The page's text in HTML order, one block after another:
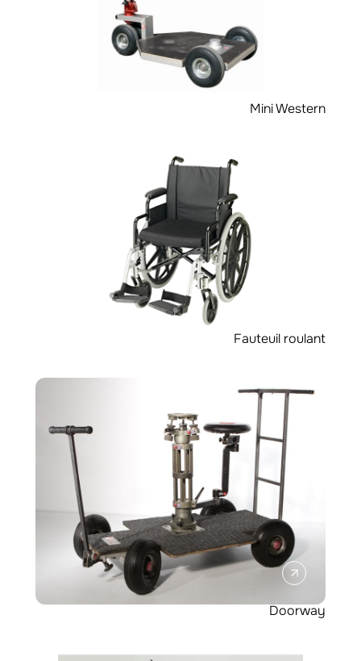
Mini Western
Fauteuil roulant
Doorway